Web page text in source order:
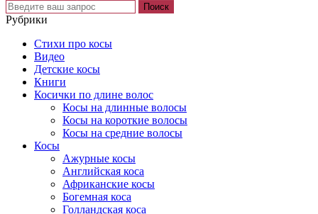
Рубрики
Cтихи про косы
Видео
Детские косы
Книги
Косички по длине волос
Косы на длинные волосы
Косы на короткие волосы
Косы на средние волосы
Косы
Ажурные косы
Английская коса
Африканские косы
Богемная коса
Голландская коса